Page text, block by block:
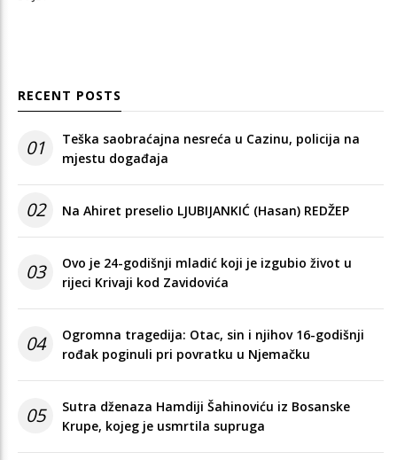
RECENT POSTS
01
Teška saobraćajna nesreća u Cazinu, policija na
mjestu događaja
02 Na Ahiret preselio LJUBIJANKIĆ (Hasan) REDŽEP
03
Ovo je 24-godišnji mladić koji je izgubio život u
rijeci Krivaji kod Zavidovića
04
Ogromna tragedija: Otac, sin i njihov 16-godišnji
rođak poginuli pri povratku u Njemačku
05
Sutra dženaza Hamdiji Šahinoviću iz Bosanske
Krupe, kojeg je usmrtila supruga